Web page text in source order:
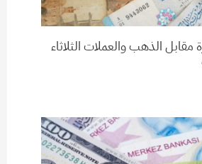
مقابل الذهب والعملات الثلاثاء